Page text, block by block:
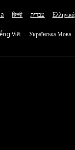
Ελληνικά עברית हिन्दी
Українська Мова
Việt